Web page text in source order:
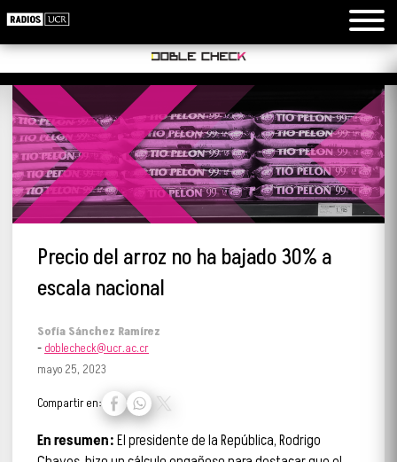
Precio del arroz no ha bajado 30% a
escala nacional
Sofía Sánchez Ramírez
- doblecheck@ucr.ac.cr
mayo 25, 2023
Compartir en:
En resumen:El presidente de la República, Rodrigo